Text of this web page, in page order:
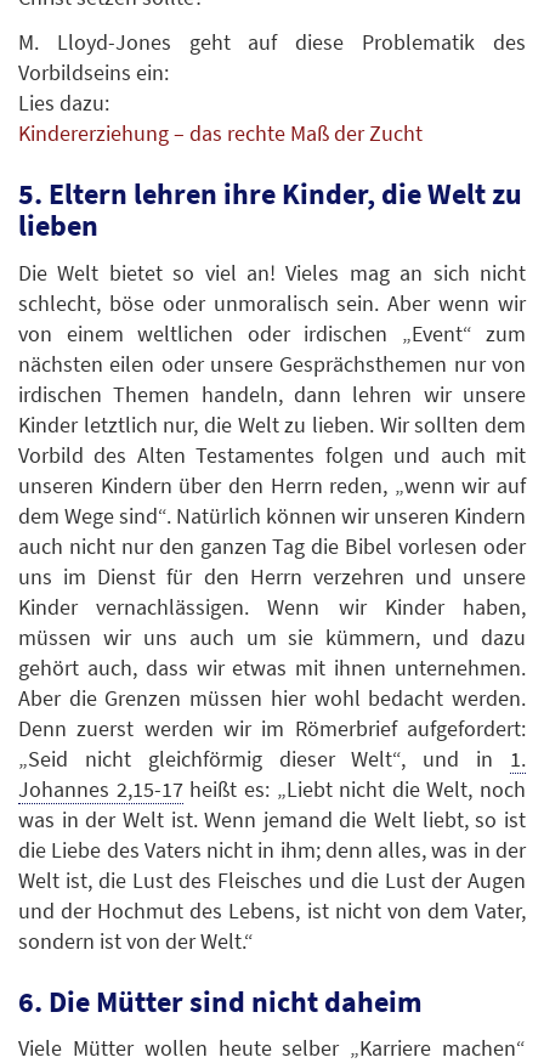
M. Lloyd-Jones geht auf diese Problematik des
Vorbildseins ein:
Lies dazu:
Kindererziehung – das rechte Maß der Zucht
5. Eltern lehren ihre Kinder, die Welt zu
lieben
Die Welt bietet so viel an! Vieles mag an sich nicht
schlecht, böse oder unmoralisch sein. Aber wenn wir
von einem weltlichen oder irdischen „Event“ zum
nächsten eilen oder unsere Gesprächsthemen nur von
irdischen Themen handeln, dann lehren wir unsere
Kinder letztlich nur, die Welt zu lieben. Wir sollten dem
Vorbild des Alten Testamentes folgen und auch mit
unseren Kindern über den Herrn reden, „wenn wir auf
dem Wege sind“. Natürlich können wir unseren Kindern
auch nicht nur den ganzen Tag die Bibel vorlesen oder
uns im Dienst für den Herrn verzehren und unsere
Kinder vernachlässigen. Wenn wir Kinder haben,
müssen wir uns auch um sie kümmern, und dazu
gehört auch, dass wir etwas mit ihnen unternehmen.
Aber die Grenzen müssen hier wohl bedacht werden.
Denn zuerst werden wir im Römerbrief aufgefordert:
„Seid nicht gleichförmig dieser Welt“, und in 1.
Johannes 2,15-17heißt es: „Liebt nicht die Welt, noch
was in der Welt ist. Wenn jemand die Welt liebt, so ist
die Liebe des Vaters nicht in ihm; denn alles, was in der
Welt ist, die Lust des Fleisches und die Lust der Augen
und der Hochmut des Lebens, ist nicht von dem Vater,
sondern ist von der Welt.“
6. Die Mütter sind nicht daheim
Viele Mütter wollen heute selber „Karriere machen“